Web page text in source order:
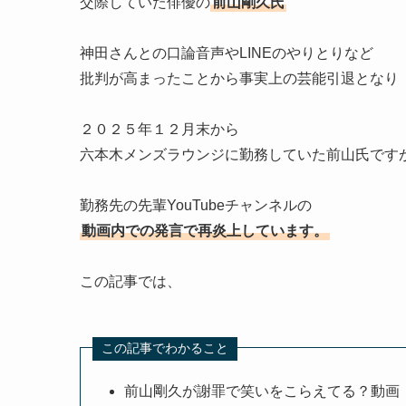
神田さんとの口論音声やLINEのやりとりなど
批判が高まったことから事実上の芸能引退となり
２０２５年１２月末から
六本木メンズラウンジに勤務していた前山氏です
勤務先の先輩YouTubeチャンネルの
動画内での発言で再炎上しています。
この記事では、
この記事でわかること
前山剛久が謝罪で笑いをこらえてる？動画